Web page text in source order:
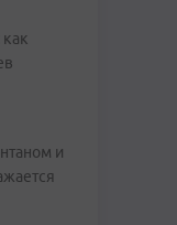
и